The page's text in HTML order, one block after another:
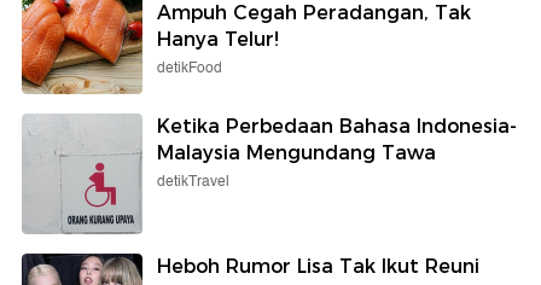
Ampuh Cegah Peradangan, Tak
Hanya Telur!
detikFood
Ketika Perbedaan Bahasa Indonesia-
Malaysia Mengundang Tawa
detikTravel
Heboh Rumor Lisa Tak Ikut Reuni